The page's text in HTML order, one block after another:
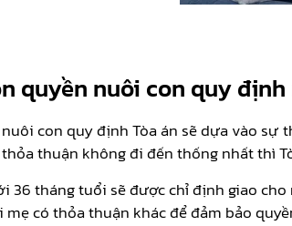
quyền nuôi con quy
con quy định Tòa án sẽ dựa vào
thuận không đi đến thống nhất thì
36 tháng tuổi sẽ được chỉ định giao
có thỏa thuận khác để đảm bảo